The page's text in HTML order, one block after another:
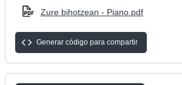
Zure bihotzean - Piano.pdf
Generar código para compartir